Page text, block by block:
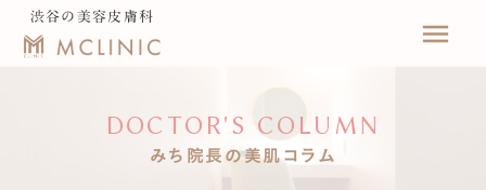
DOCTOR'S COLUMN
みち院長の美肌コラム
渋谷の美容皮膚科
menu